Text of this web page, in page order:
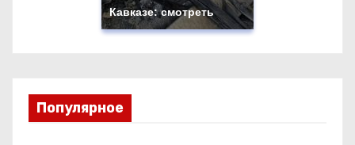
Кавказе: смотреть
Популярное